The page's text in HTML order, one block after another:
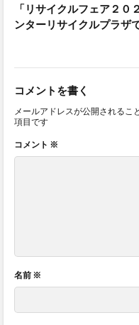
「リサイクルフェア２
ンターリサイクルプラザ
コメントを書く
メールアドレスが公開されるこ
項目です
コメント ※
名前 ※